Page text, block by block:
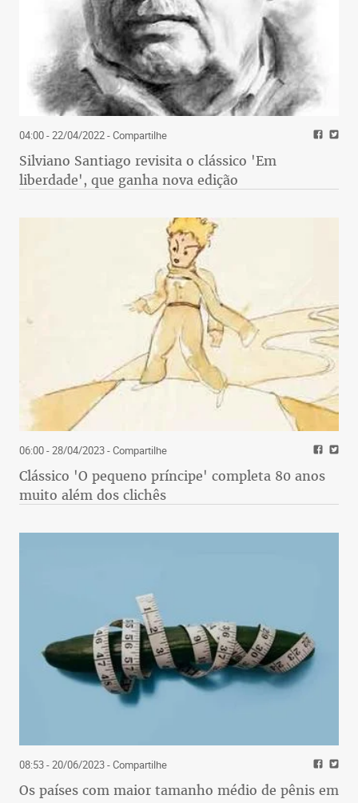
04:00 - 22/04/2022- Compartilhe
Silviano Santiago revisita o clássico 'Em
liberdade', que ganha nova edição
06:00 - 28/04/2023- Compartilhe
Clássico 'O pequeno príncipe' completa 80 anos
muito além dos clichês
08:53 - 20/06/2023- Compartilhe
Os países com maior tamanho médio de pênis em